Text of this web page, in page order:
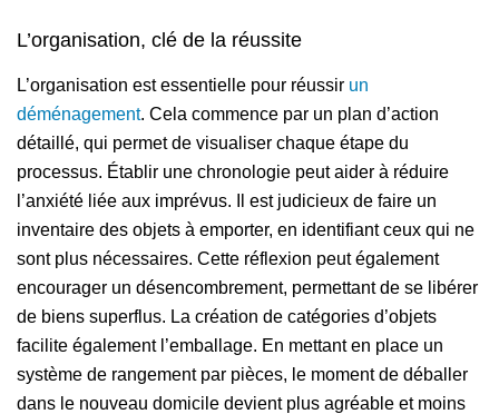
L’organisation, clé de la réussite
L’organisation est essentielle pour réussir un
déménagement. Cela commence par un plan d’action
détaillé, qui permet de visualiser chaque étape du
processus. Établir une chronologie peut aider à réduire
l’anxiété liée aux imprévus. Il est judicieux de faire un
inventaire des objets à emporter, en identifiant ceux qui ne
sont plus nécessaires. Cette réflexion peut également
encourager un désencombrement, permettant de se libérer
de biens superflus. La création de catégories d’objets
facilite également l’emballage. En mettant en place un
système de rangement par pièces, le moment de déballer
dans le nouveau domicile devient plus agréable et moins